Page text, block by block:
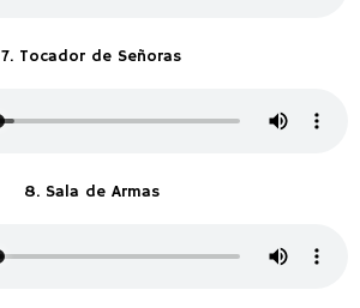
7. Tocador de Señoras
8. Sala de Armas